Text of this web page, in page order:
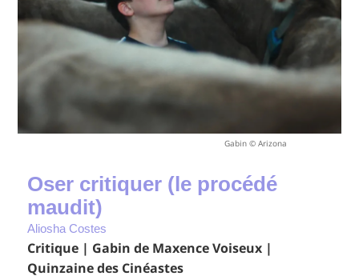
Gabin © Arizona
Oser critiquer (le procédé
maudit)
Aliosha Costes
Critique | Gabin de Maxence Voiseux |
Quinzaine des Cinéastes